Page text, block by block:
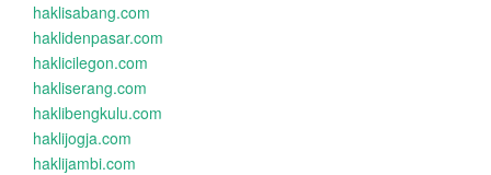
haklisabang.com
haklidenpasar.com
haklicilegon.com
hakliserang.com
haklibengkulu.com
haklijogja.com
haklijambi.com